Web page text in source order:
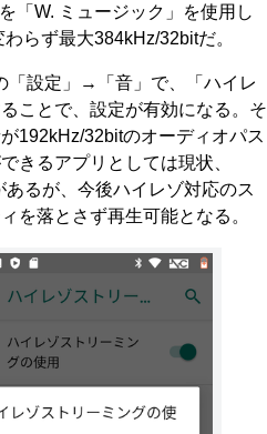
「W. ミュージック」を使用し
らず最大384kHz/32bitだ。
「設定」→「音」で、「ハイレ
ことで、設定が有効になる。そ
192kHz/32bitのオーディオパス
きるアプリとしては現状、
るが、今後ハイレゾ対応のス
を落とさず再生可能となる。